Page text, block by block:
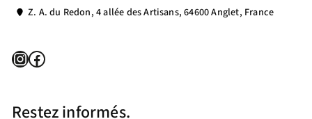
Z. A. du Redon, 4 allée des Artisans, 64600 Anglet, France
InstagramFacebook
Restez informés.